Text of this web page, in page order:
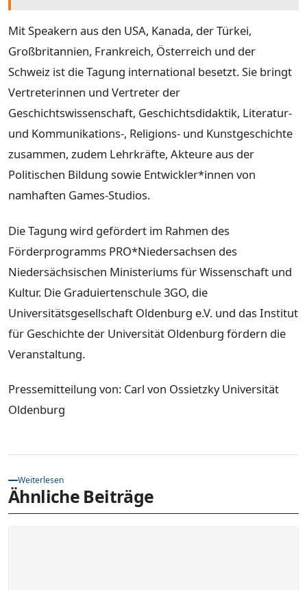
Mit Speakern aus den USA, Kanada, der Türkei,
Großbritannien, Frankreich, Österreich und der
Schweiz ist die Tagung international besetzt. Sie bringt
Vertreterinnen und Vertreter der
Geschichtswissenschaft, Geschichtsdidaktik, Literatur-
und Kommunikations-, Religions- und Kunstgeschichte
zusammen, zudem Lehrkräfte, Akteure aus der
Politischen Bildung sowie Entwickler*innen von
namhaften Games-Studios.
Die Tagung wird gefördert im Rahmen des
Förderprogramms PRO*Niedersachsen des
Niedersächsischen Ministeriums für Wissenschaft und
Kultur. Die Graduiertenschule 3GO, die
Universitätsgesellschaft Oldenburg e.V. und das Institut
für Geschichte der Universität Oldenburg fördern die
Veranstaltung.
Pressemitteilung von: Carl von Ossietzky Universität
Oldenburg
Weiterlesen
Ähnliche Beiträge